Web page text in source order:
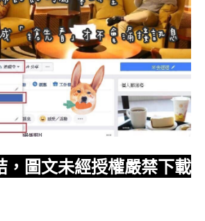
，圖文未經授權嚴禁下載